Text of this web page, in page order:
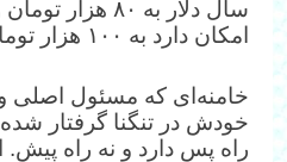
سال دلار به ۸۰
امکان دارد به ۱۰۰ هزار تومان برسد.»
خامنه‌ای که مسئول
خودش در تنگنا گرفتار
راه پس دارد و نه راه پیش.